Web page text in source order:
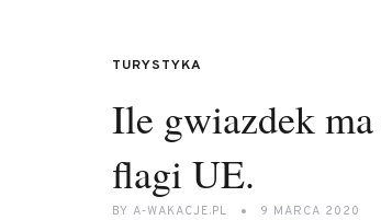
TURYSTYKA
Ile gwiazdek
flagi UE.
BY A-WAKACJE.PL 9 MARCA 2020